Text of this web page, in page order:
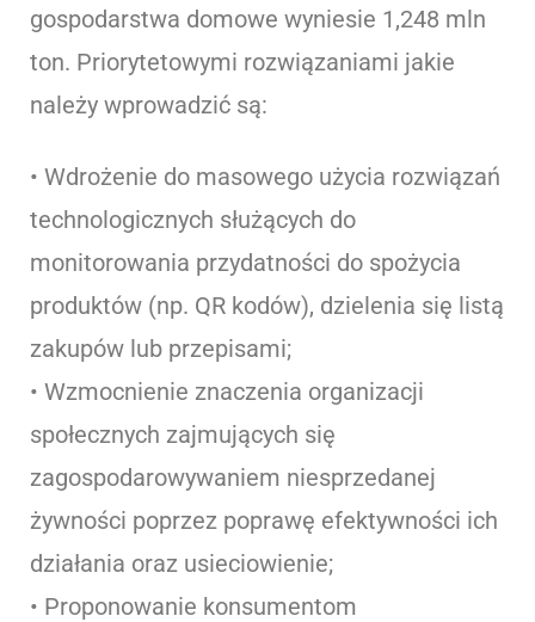
gospodarstwa domowe wyniesie 1,248 mln
ton. Priorytetowymi rozwiązaniami jakie
należy wprowadzić są:
• Wdrożenie do masowego użycia rozwiązań
technologicznych służących do
monitorowania przydatności do spożycia
produktów (np. QR kodów), dzielenia się listą
zakupów lub przepisami;
• Wzmocnienie znaczenia organizacji
społecznych zajmujących się
zagospodarowywaniem niesprzedanej
żywności poprzez poprawę efektywności ich
działania oraz usieciowienie;
• Proponowanie konsumentom